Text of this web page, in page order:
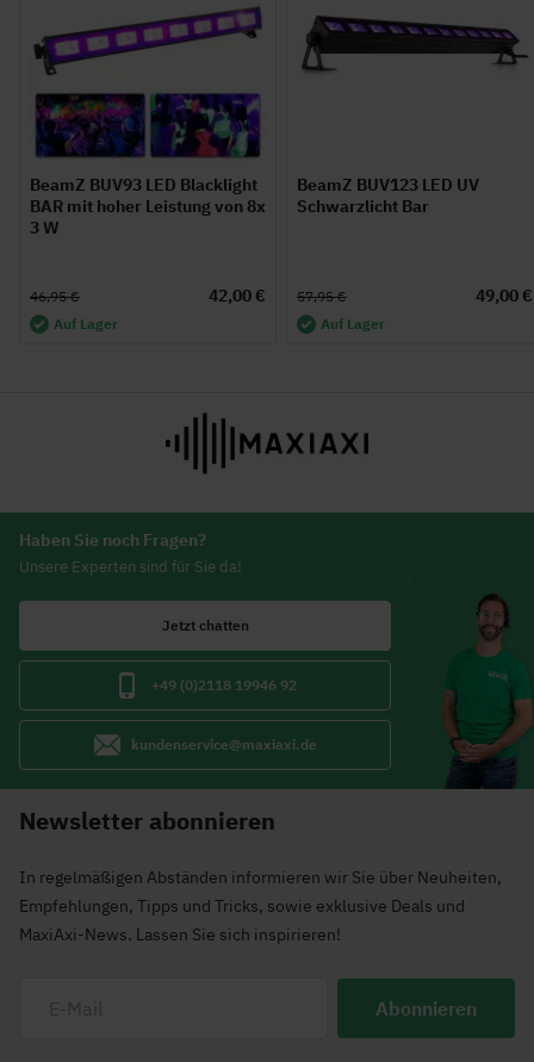
BeamZ BUV93 LED Blacklight
BAR mit hoher Leistung von 8x
3 W
42,00 €
46,95 €
Auf Lager
BeamZ BUV123 LED UV
Schwarzlicht Bar
49,00 €
57,95 €
Auf Lager
Haben Sie noch Fragen?
Unsere Experten sind für Sie da!
Jetzt chatten
+49 (0)2118 19946 92
kundenservice@maxiaxi.de
Newsletter abonnieren
In regelmäßigen Abständen informieren wir Sie über Neuheiten,
Empfehlungen, Tipps und Tricks, sowie exklusive Deals und
MaxiAxi-News. Lassen Sie sich inspirieren!
Abonnieren